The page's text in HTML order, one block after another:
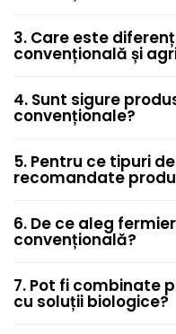
Fungicide
Regulatori de creștere
RAPIȚĂ DE TOAMNĂ
Semințe
Fungicide
Insecticide
Fertilizanți foliari
Dezinfectant sol
3. Care este
convențională și
4. Sunt sigure
convenționale?
5. Pentru ce tipuri
recomandate
6. De ce aleg
convențională?
7. Pot fi combinate
cu soluții biologice?